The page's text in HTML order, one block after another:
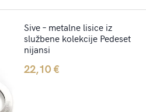
Sive – metalne lisice iz
službene kolekcije Pedeset
nijansi
22,10€